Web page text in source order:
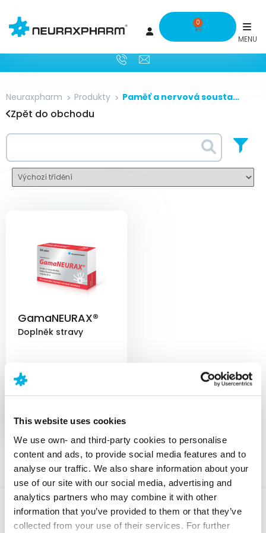
This website uses cookies
We use own- and third-party cookies to personalise
content and ads, to provide social media features and to
analyse our traffic. We also share information about your
use of our site with our social media, advertising and
analytics partners who may combine it with other
information that you’ve provided to them or that they’ve
collected from your use of their services. For further
0
Neuraxpharm Produkty Paměť a nervová soustava
Zpět do obchodu
GamaNEURAX®
Doplněk stravy
319,00
Koupit
CNS